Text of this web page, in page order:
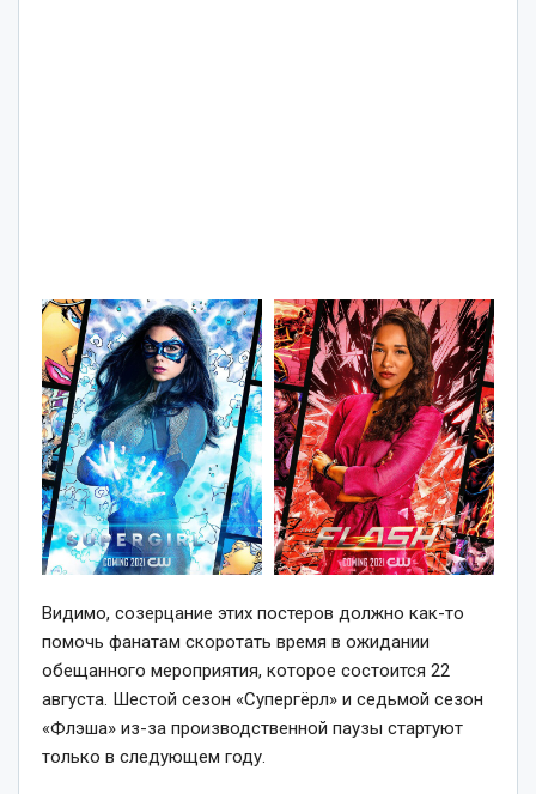
Видимо, созерцание этих постеров должно как-то
помочь фанатам скоротать время в ожидании
обещанного мероприятия, которое состоится 22
августа. Шестой сезон «Супергёрл» и седьмой сезон
«Флэша» из-за производственной паузы стартуют
только в следующем году.